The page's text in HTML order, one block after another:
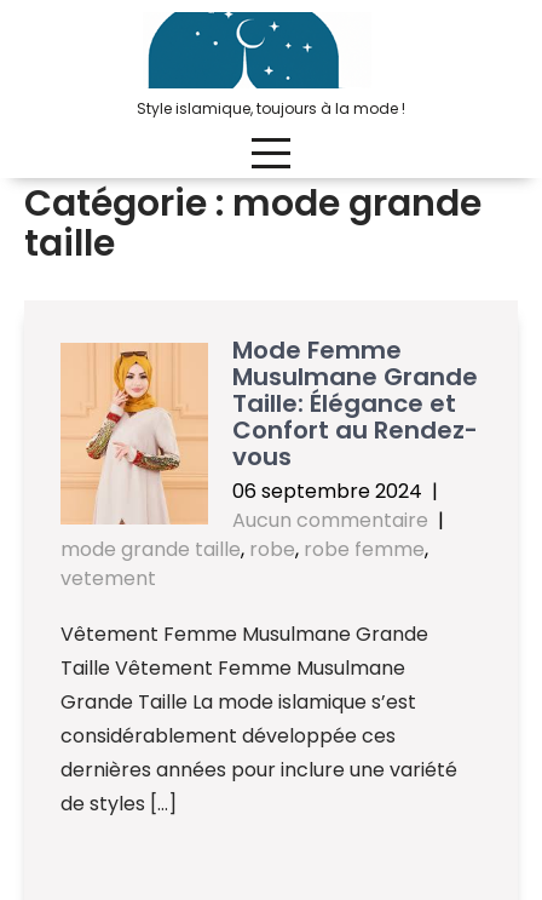
Style islamique, toujours à la mode !
Catégorie : mode grande
taille
Mode Femme
Musulmane Grande
Taille: Élégance et
Confort au Rendez-
vous
06 septembre 2024 |
Aucun commentaire |
mode grande taille, robe, robe femme,
vetement
Vêtement Femme Musulmane Grande
Taille Vêtement Femme Musulmane
Grande Taille La mode islamique s’est
considérablement développée ces
dernières années pour inclure une variété
de styles […]